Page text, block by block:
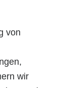
von
wir